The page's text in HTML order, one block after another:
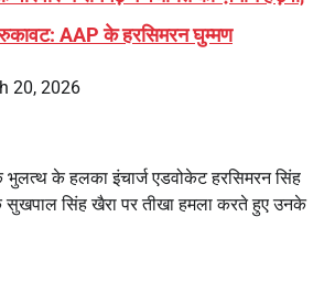
AAP के हरसिमरन घुम्मण
20, 2026
के हलका इंचार्ज एडवोकेट हरसिमरन सिंह
सुखपाल सिंह खैरा पर तीखा हमला करते हुए उनके